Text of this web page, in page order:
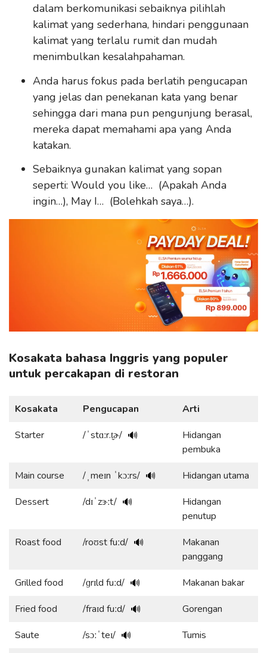
dalam berkomunikasi sebaiknya pilihlah
kalimat yang sederhana, hindari penggunaan
kalimat yang terlalu rumit dan mudah
menimbulkan kesalahpahaman.
Anda harus fokus pada berlatih pengucapan
yang jelas dan penekanan kata yang benar
sehingga dari mana pun pengunjung berasal,
mereka dapat memahami apa yang Anda
katakan.
Sebaiknya gunakan kalimat yang sopan
seperti: Would you like… (Apakah Anda
ingin…), May I… (Bolehkah saya…).
Kosakata bahasa Inggris yang populer
untuk percakapan di restoran
Kosakata Pengucapan
Arti
Starter
/ˈstɑːr.t̬ɚ/ 🔊
Hidangan
pembuka
Main course
/ˌmeɪn ˈkɔːrs/ 🔊
Hidangan utama
Dessert
/dɪˈzɝːt/ 🔊
Hidangan
penutup
Roast food
/roʊst fuːd/ 🔊
Makanan
panggang
Grilled food
/ɡrɪld fuːd/ 🔊
Makanan bakar
Fried food
/fraɪd fuːd/ 🔊
Gorengan
Saute
/sɔːˈteɪ/ 🔊 Tumis